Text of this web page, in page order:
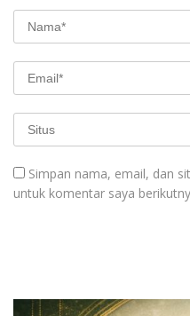
Simpan nama, email, dan
untuk komentar saya